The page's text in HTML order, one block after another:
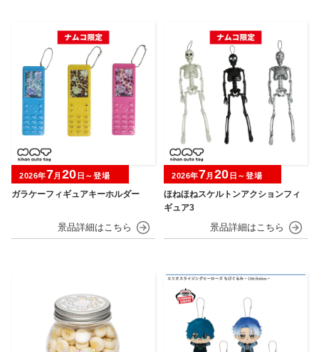
ガラケーフィギュアキーホルダー
2026年7月 20 日～登場
ほねほねスケルトンアクションフィ
ギュア3
2026年7月 20 日～登場